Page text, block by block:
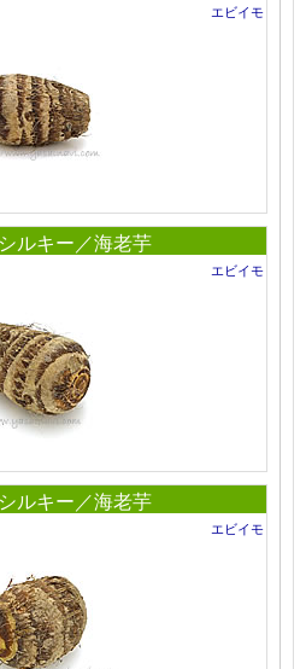
エビイモ
ルキー／海老芋
エビイモ
ルキー／海老芋
エビイモ